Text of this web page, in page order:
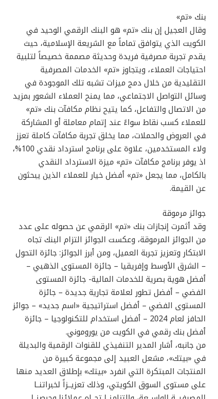
بنك «تم»
وقال العجيل إن بنك «تم» هو البنك الرقمي الوحيد في
الكويت الذي يتوافق تماماً مع الشريعة الإسلامية، حيث
يقدم تجربة مصرفية فريدة وحديثة مصممة خصيصاً لتلبية
احتياجات العملاء، ويتجاوز «تم» الخدمات المصرفية
التقليدية من خلال دمج ميزات تشبه تلك الموجودة في
وسائل التواصل الاجتماعي، مما يمنح العملاء الشعور بمزيد
من الاتصال والتفاعل، كما يتيح نظام مكافآت بنك «تم»
للعملاء كسب نقاط سواءً عند إتمام معاملة أو المشاركة
في العروض والحملات، مما يخلق تجربة مكافآت كاملة تعزز
ولاء المستخدمين، علاوة على برنامج استرداد نقدي 100%،
اذ يوفر برنامج مكافآت «تم» ميزة الاسترداد النقدي
بالكامل، مما يجعل «تم» أفضل خيار للعملاء الذين يبحثون
عن القيمة.
جوائز مرموقة
وقد أثمرت إنجازات بنك «تم» الرقمي عن حصوله على عدد
من الجوائز المرموقة، وعكست الجوائز التزام البنك تجاه
الابتكار وتعزيز تجربة العميل، ومن أبرز الجوائز: جائزة التحول
– الشرق الأوسط وإفريقيا – جائزة المستوى الذهبي –
أفضل هوية بصرية للخدمات المالية- جائزة المستوى
الفضي – أفضل تطور لعلامة تجارية جديدة – جائزة
المستوى الفضي – أفضل استراتيجية «اسم جديد» – جوائز
الحافز لعام 2024 – أفضل استخدام للتكنولوجيا – جائزة
أفضل بنك رقمي في الكويت من يوروموني.
من جانبه، أشار المدير التنفيذي للقنوات الرقمية والبديلة
في «بيتك»، مشعل العبيد إلى مجموعة كبيرة من
المنتجات المبتكرة التي انفرد «بيتك» بإطلاق العديد منها
على مستوى السوق الكويتي، وذلك تعزيــزاً لخبراتنــا